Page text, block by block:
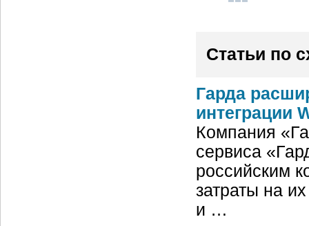
Статьи по
Гарда
интеграции
Компания
сервиса
российским
затраты на
и …